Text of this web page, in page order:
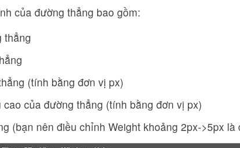
của đường thẳng bao gồm:
thẳng
(tính bằng đơn vị px)
của đường thẳng (tính bằng đơn vị px)
(bạn nên điều chỉnh Weight khoảng 2px->5px là